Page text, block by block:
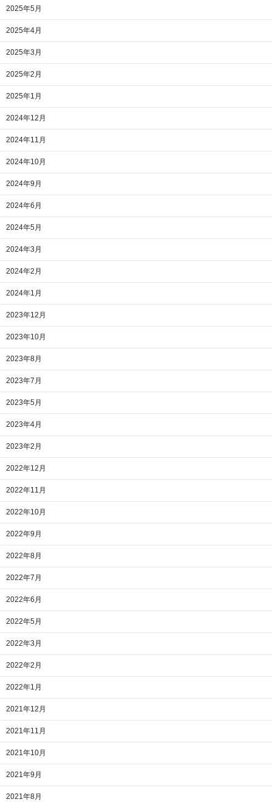
2025年5月
2025年4月
2025年3月
2025年2月
2025年1月
2024年12月
2024年11月
2024年10月
2024年9月
2024年6月
2024年5月
2024年3月
2024年2月
2024年1月
2023年12月
2023年10月
2023年8月
2023年7月
2023年5月
2023年4月
2023年2月
2022年12月
2022年11月
2022年10月
2022年9月
2022年8月
2022年7月
2022年6月
2022年5月
2022年3月
2022年2月
2022年1月
2021年12月
2021年11月
2021年10月
2021年9月
2021年8月